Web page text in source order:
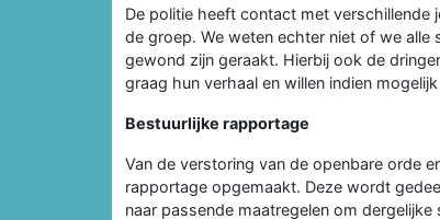
De politie heeft contact met
de groep. We weten echter niet of we
gewond zijn geraakt. Hierbij ook de
graag hun verhaal en willen indien
Bestuurlijke rapportage
Van de verstoring van de openbare orde
rapportage opgemaakt. Deze wordt
naar passende maatregelen om